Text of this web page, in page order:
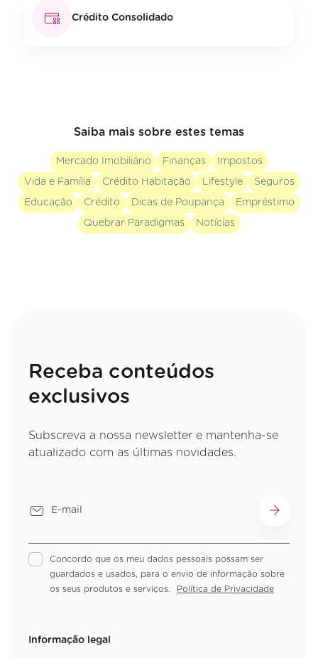
Crédito Consolidado
Saiba mais sobre estes temas
Mercado Imobiliário Finanças Impostos
Vida e Família Crédito Habitação Lifestyle Seguros
Educação Crédito Dicas de Poupança Empréstimo
Quebrar Paradigmas Notícias
Receba conteúdos
exclusivos
Subscreva a nossa newsletter e mantenha-se
atualizado com as últimas novidades.
Concordo que os meu dados pessoais possam ser
guardados e usados, para o envio de informação sobre
os seus produtos e serviços.
Política de Privacidade
Informação legal